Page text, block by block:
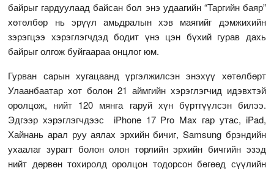
байрыг гардуулаад байсан бол энэ удаагийн “Таргийн баяр”
хөтөлбөр нь эрүүл амьдралын хэв маягийг дэмжихийн
зэрэгцээ хэрэглэгчдэд бодит үнэ цэн бүхий гурав дахь
байрыг олгож буйгаараа онцлог юм.
Гурван сарын хугацаанд үргэлжилсэн энэхүү хөтөлбөрт
Улаанбаатар хот болон 21 аймгийн хэрэглэгчид идэвхтэй
оролцож, нийт 120 мянга гаруй хүн бүртгүүлсэн билээ.
Эдгээр хэрэглэгчдээс iPhone 17 Pro Max гар утас, iPad,
Хайнань арал руу аялах эрхийн бичиг, Samsung брэндийн
ухаалаг зурагт болон олон төрлийн эрхийн бичгийн эзэд
нийт дөрвөн тохиролд оролцон тодорсон бөгөөд сүүлийн